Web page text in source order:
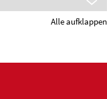
Alle aufklappen